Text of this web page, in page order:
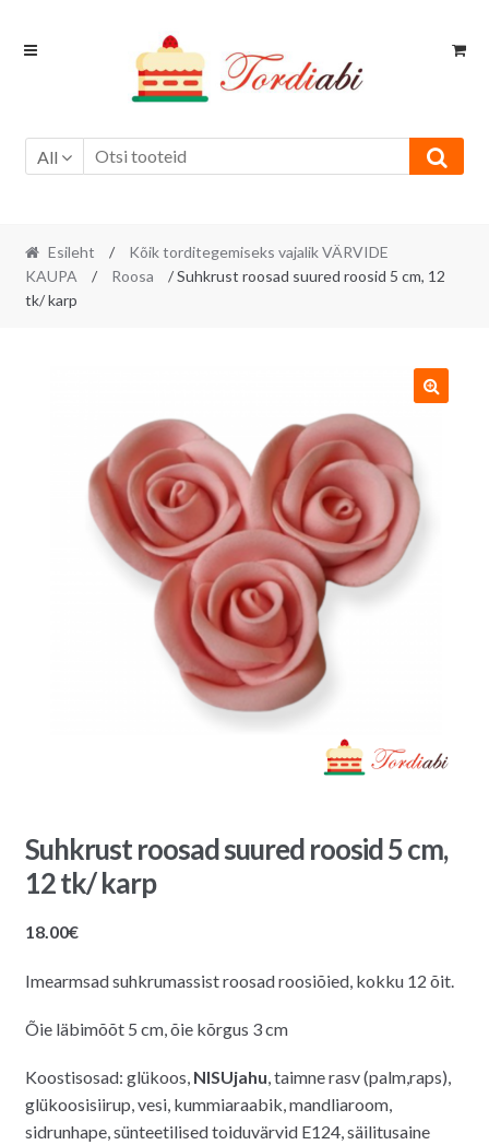
Skip
Skip
All
Esileht /
Kõik torditegemiseks vajalik VÄRVIDE
KAUPA
/ Roosa
/ Suhkrust roosad suured roosid 5 cm, 12
tk/ karp
Suhkrust roosad suured roosid 5 cm,
12 tk/ karp
18.00€
Imearmsad suhkrumassist roosad roosiõied, kokku 12 õit.
Õie läbimõõt 5 cm, õie kõrgus 3 cm
Koostisosad: glükoos, NISUjahu, taimne rasv (palm,raps),
glükoosisiirup, vesi, kummiaraabik, mandliaroom,
sidrunhape, sünteetilised toiduvärvid E124, säilitusaine